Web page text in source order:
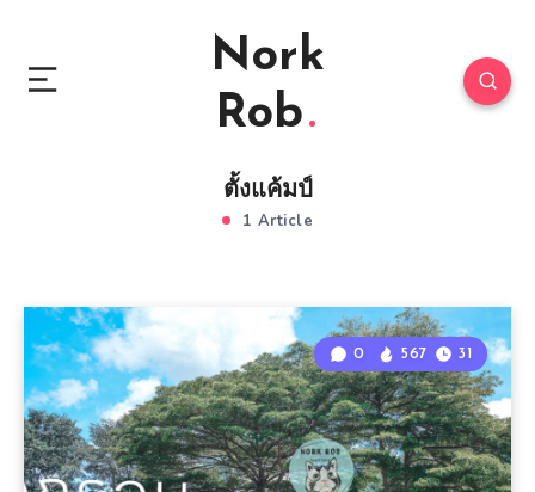
Nork
Rob
ตั้งแค้มป์
1 Article
0 567 31